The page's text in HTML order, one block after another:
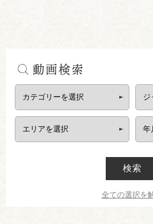
動画検索
検索
全ての選択を